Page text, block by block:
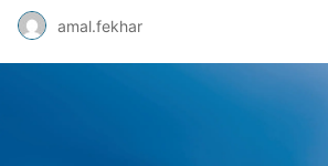
amal.fekhar